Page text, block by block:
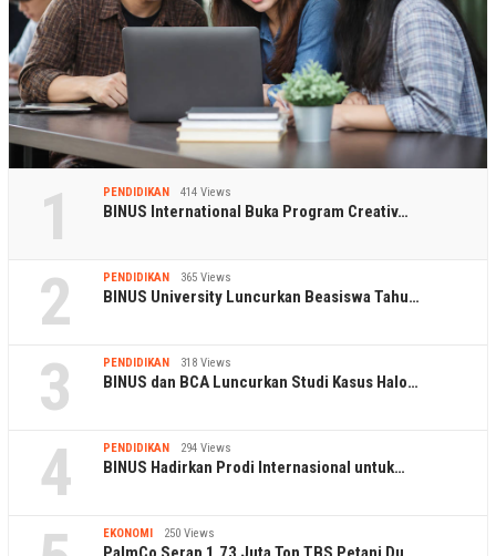
1 PENDIDIKAN 414 Views
BINUS International Buka Program Creativ…
2 PENDIDIKAN 365 Views
BINUS University Luncurkan Beasiswa Tahu…
3 PENDIDIKAN 318 Views
BINUS dan BCA Luncurkan Studi Kasus Halo…
4 PENDIDIKAN 294 Views
BINUS Hadirkan Prodi Internasional untuk…
EKONOMI 250 Views